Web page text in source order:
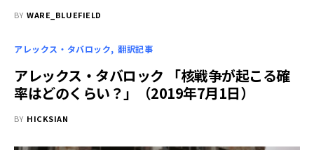
BY WARE_BLUEFIELD
アレックス・タバロック 翻訳記事
アレックス・タバロック 「核戦争が起こる確
率はどのくらい？」（2019年7月1日）
BY HICKSIAN